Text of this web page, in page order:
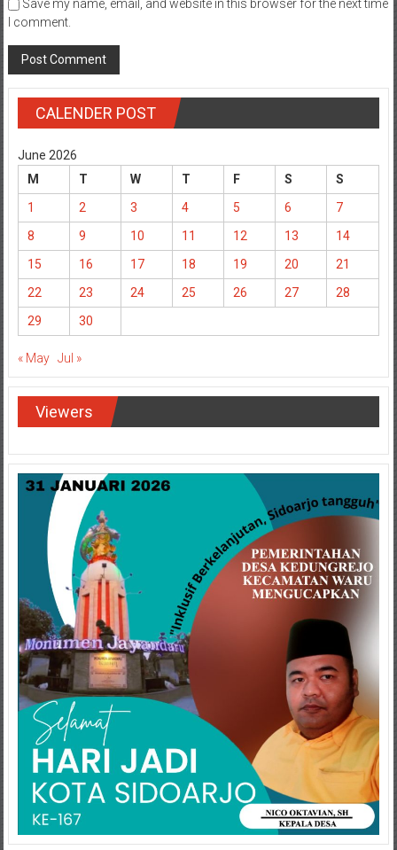
Save my name, email, and website in this browser for the next time
I comment.
CALENDER POST
June 2026
M
T W T F S
S
1
2 3 4 5 6
7
8
9 10 11 12 13
14
15
16 17 18 19 20
21
22
23 24 25 26 27
28
29
30
« May Jul »
Viewers